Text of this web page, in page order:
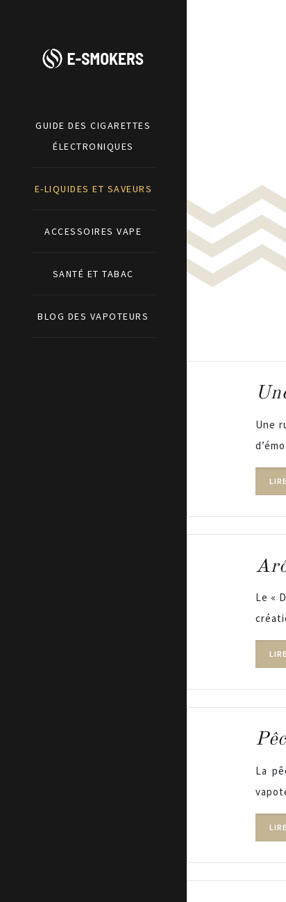
GUIDE DES CIGARETTES
ÉLECTRONIQUES
E-LIQUIDES ET SAVEURS
ACCESSOIRES VAPE
SANTÉ ET TABAC
BLOG DES VAPOTEURS
Une
Le «
La